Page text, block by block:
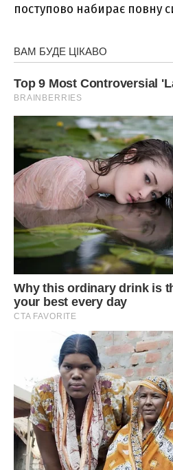
поступово набирає повну